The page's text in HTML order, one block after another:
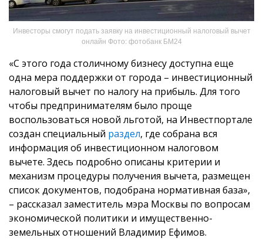
Инвесторы смогут подать заявку на инвестиционный налоговый вычет
онлайн Фото: фотобанк БМ24
«С этого года столичному бизнесу доступна еще
одна мера поддержки от города – инвестиционный
налоговый вычет по налогу на прибыль. Для того
чтобы предпринимателям было проще
воспользоваться новой льготой, на Инвестпортале
создан специальный раздел, где собрана вся
информация об инвестиционном налоговом
вычете. Здесь подробно описаны критерии и
механизм процедуры получения вычета, размещен
список документов, подобрана нормативная база»,
– рассказал заместитель мэра Москвы по вопросам
экономической политики и имущественно-
земельных отношений Владимир Ефимов.